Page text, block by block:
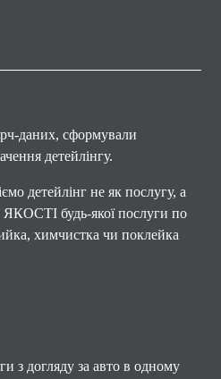
даних, сформували
детейлінгу.
детейлінг не як послугу, а
будь-якої послуги по
химчистка чи поклейка
з догляду за авто в одному